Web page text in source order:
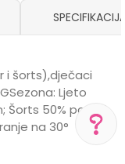
i šorts),dječaci
Ljeto
Šorts 50% pamuk
na 30°